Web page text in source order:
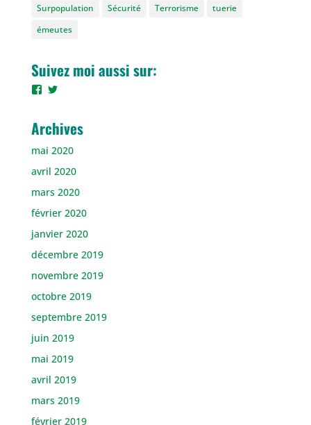
Surpopulation
Sécurité Terrorisme
tuerie
émeutes
Suivez moi aussi sur:
Voir
gilles.burre
sur
Facebook
Voir
de
gilles_vdb
Twitter
Archives
mai 2020
avril 2020
mars 2020
février 2020
janvier 2020
décembre 2019
novembre 2019
octobre 2019
septembre 2019
juin 2019
mai 2019
avril 2019
mars 2019
février 2019